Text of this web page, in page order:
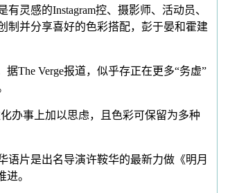
灵感的Instagram控、摄影师、活动员、
制并分享喜好的色彩搭配，彭于晏和霍建
The Verge报道，似乎存正在更多“务虚”
办事上加以思虑，且色彩可保留为多种
片是出名导演许鞍华的最新力做《明月
。